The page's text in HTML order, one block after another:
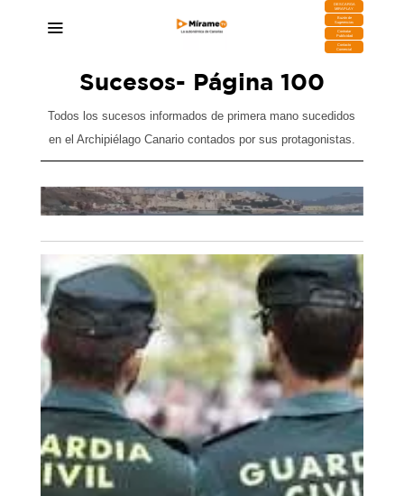
DESCARGA
MIRAPLAY
Buzón de
Sugerencias
Contratar
Publicidad
Contacto
Comercial
Sucesos- Página 100
Todos los sucesos informados de primera mano sucedidos
en el Archipiélago Canario contados por sus protagonistas.
Sánchez atribuye la entrada masiva de
migrantes a Ceuta a la lectura interesada de la
sentencia del Supremo por parte de las mafias
marroquíes